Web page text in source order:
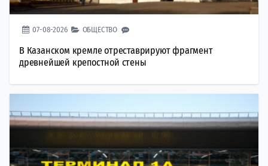
07-08-2026 ОБЩЕСТВО
В Казанском кремле отреставрируют фрагмент
древнейшей крепостной стены